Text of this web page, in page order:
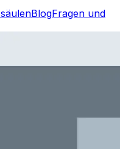
BlogFragen und